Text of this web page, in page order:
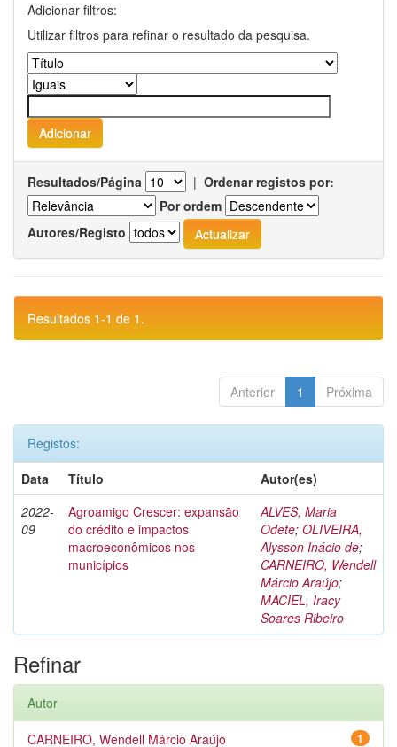
Adicionar filtros:
Utilizar filtros para refinar o resultado da pesquisa.
Resultados/Página | Ordenar registos por:
Por ordem
Autores/Registo
Resultados 1-1 de 1.
Anterior 1 Próxima
Registos:
Data
Título
Autor(es)
2022-
09
Agroamigo Crescer: expansão
do crédito e impactos
macroeconômicos nos
municípios
ALVES, Maria
Odete; OLIVEIRA,
Alysson Inácio de;
CARNEIRO, Wendell
Márcio Araújo;
MACIEL, Iracy
Soares Ribeiro
Refinar
Autor
1
CARNEIRO, Wendell Márcio Araújo